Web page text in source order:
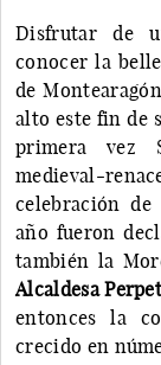
Disfrutar de
conocer la
de
alto este fin de
primera vez
medieval-
celebración de
año fueron
también la
Alcaldesa
entonces la
crecido en